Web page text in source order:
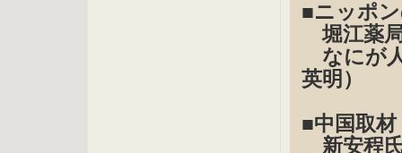
■ニッポ
堀江薬
なにが
英明）
■中国取
新安程